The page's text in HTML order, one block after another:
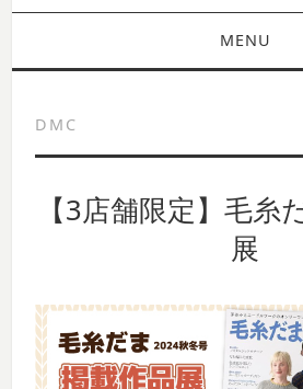
MENU
商品紹介
イベント
DMC
【3店舗限定】毛糸
展